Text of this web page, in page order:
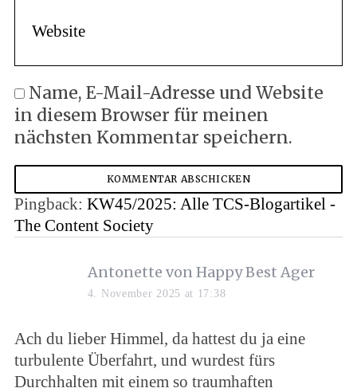
Name, E-Mail-Adresse und Website
in diesem Browser für meinen
nächsten Kommentar speichern.
Pingback: KW45/2025: Alle TCS-Blogartikel -
The Content Society
Antonette von Happy Best Ager
4. November 2025 at 17:38
Ach du lieber Himmel, da hattest du ja eine
turbulente Überfahrt, und wurdest fürs
Durchhalten mit einem so traumhaften